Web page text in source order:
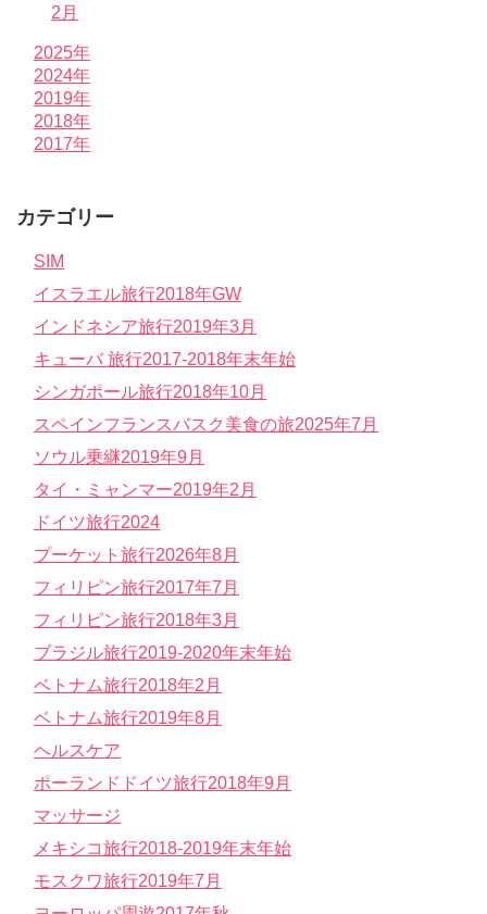
2月
2025年
2024年
2019年
2018年
2017年
カテゴリー
SIM
イスラエル旅行2018年GW
インドネシア旅行2019年3月
キューバ 旅行2017-2018年末年始
シンガポール旅行2018年10月
スペインフランスバスク美食の旅2025年7月
ソウル乗継2019年9月
タイ・ミャンマー2019年2月
ドイツ旅行2024
プーケット旅行2026年8月
フィリピン旅行2017年7月
フィリピン旅行2018年3月
ブラジル旅行2019-2020年末年始
ベトナム旅行2018年2月
ベトナム旅行2019年8月
ヘルスケア
ポーランドドイツ旅行2018年9月
マッサージ
メキシコ旅行2018-2019年末年始
モスクワ旅行2019年7月